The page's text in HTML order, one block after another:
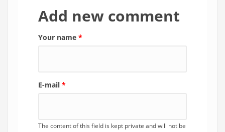
Add new comment
Your name *
E-mail *
The content of this field is kept private and will not be